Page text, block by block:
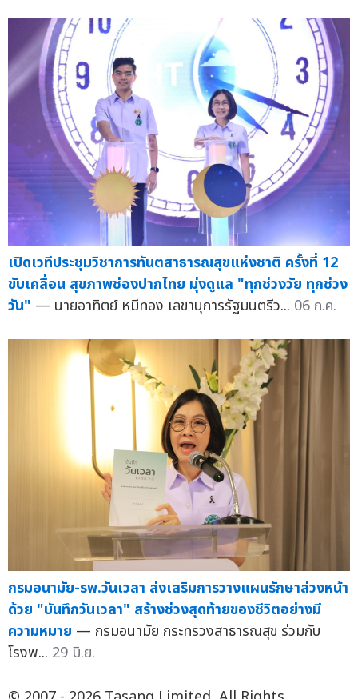
เปิดเวทีประชุมวิชาการทันตสาธารณสุขแห่งชาติ ครั้งที่ 12
ขับเคลื่อน สุขภาพช่องปากไทย มุ่งดูแล "ทุกช่วงวัย ทุกช่วง
วัน" — นายอาทิตย์ หมีทอง เลขานุการรัฐมนตรีว... 06 ก.ค.
กรมอนามัย-รพ.วันเวลา ส่งเสริมการวางแผนรักษาล่วงหน้า
ด้วย "บันทึกวันเวลา" สร้างช่วงสุดท้ายของชีวิตอย่างมี
ความหมาย — กรมอนามัย กระทรวงสาธารณสุข ร่วมกับ
โรงพ... 29 มิ.ย.